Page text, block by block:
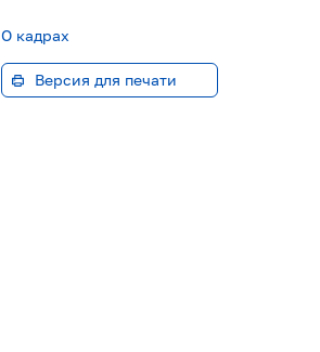
О кадрах
Версия для печати